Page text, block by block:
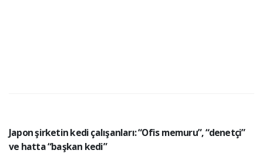
Japon şirketin kedi çalışanları: “Ofis memuru”, “denetçi”
ve hatta “başkan kedi”